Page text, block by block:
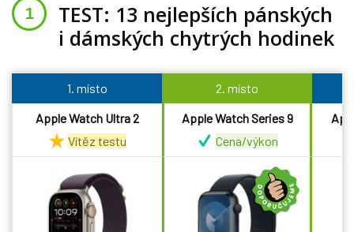
TEST: 13 nejlepších pánských
i dámských chytrých hodinek
1. místo
2. místo
Apple Watch Ultra 2
Vítěz testu
Apple Watch Series 9
Cena/výkon